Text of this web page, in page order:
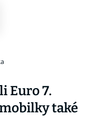
Euro 7.
také